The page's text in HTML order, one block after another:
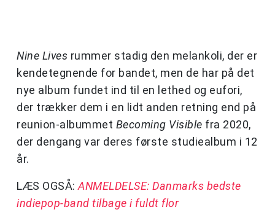
Nine Lives rummer stadig den melankoli, der er
kendetegnende for bandet, men de har på det
nye album fundet ind til en lethed og eufori,
der trækker dem i en lidt anden retning end på
reunion-albummet Becoming Visible fra 2020,
der dengang var deres første studiealbum i 12
år.
LÆS OGSÅ: ANMELDELSE: Danmarks bedste
indiepop-band tilbage i fuldt flor